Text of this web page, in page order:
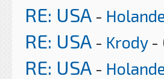
RE: USA -
RE: USA - Krody-
RE: USA -